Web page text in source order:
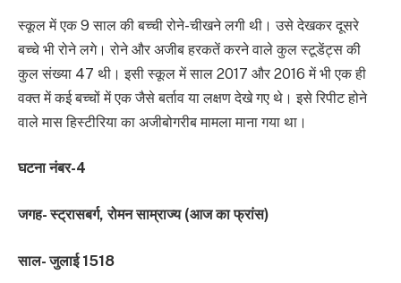
स्कूल में एक 9 साल की बच्ची रोने-चीखने लगी थी। उसे देखकर दूसरे
बच्चे भी रोने लगे। रोने और अजीब हरकतें करने वाले कुल स्टूडेंट्स की
कुल संख्या 47 थी। इसी स्कूल में साल 2017 और 2016 में भी एक ही
वक्त में कई बच्चों में एक जैसे बर्ताव या लक्षण देखे गए थे। इसे रिपीट होने
वाले मास हिस्टीरिया का अजीबोगरीब मामला माना गया था।
घटना नंबर-4
जगह- स्ट्रासबर्ग, रोमन साम्राज्य (आज का फ्रांस)
साल- जुलाई 1518